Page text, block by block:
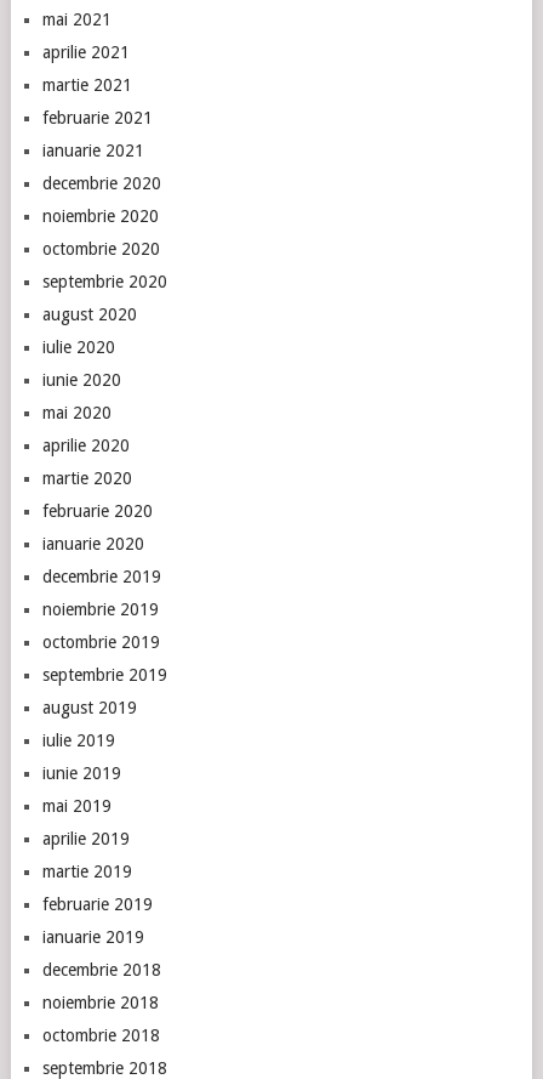
mai 2021
aprilie 2021
martie 2021
februarie 2021
ianuarie 2021
decembrie 2020
noiembrie 2020
octombrie 2020
septembrie 2020
august 2020
iulie 2020
iunie 2020
mai 2020
aprilie 2020
martie 2020
februarie 2020
ianuarie 2020
decembrie 2019
noiembrie 2019
octombrie 2019
septembrie 2019
august 2019
iulie 2019
iunie 2019
mai 2019
aprilie 2019
martie 2019
februarie 2019
ianuarie 2019
decembrie 2018
noiembrie 2018
octombrie 2018
septembrie 2018